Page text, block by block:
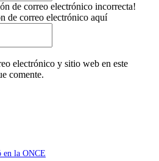
de correo electrónico incorrecta!
de correo electrónico aquí
electrónico y sitio web en este
comente.
en la ONCE